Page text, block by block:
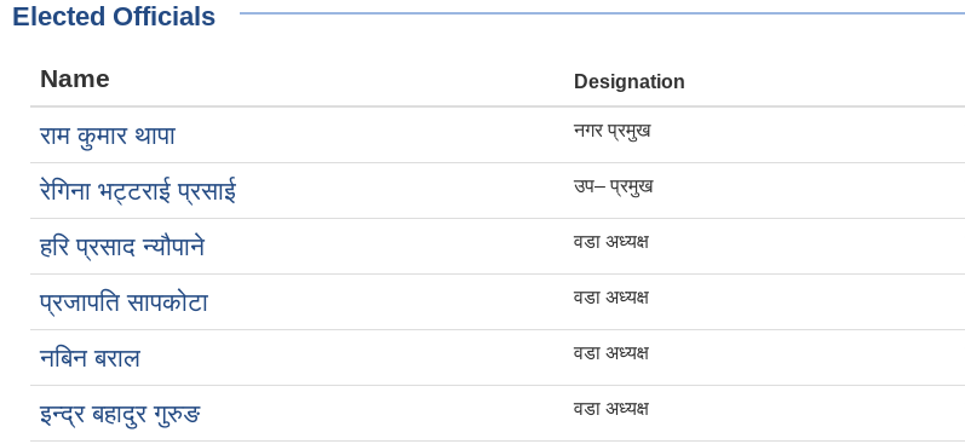
Elected Officials
Name Designation
राम कुमार थापा नगर प्रमुख
रेगिना भट्टराई प्रसाई उप– प्रमुख
हरि प्रसाद न्यौपाने वडा अध्यक्ष
प्रजापति सापकोटा वडा अध्यक्ष
नबिन बराल वडा अध्यक्ष
इन्द्र बहादुर गुरुङ वडा अध्यक्ष